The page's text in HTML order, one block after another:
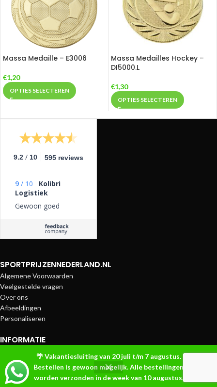
🌴 Vakantiesluiting van 20 juli t/m 7 augustus.
Bestellen is gewoon mogelijk. Alle bestellingen
worden verzonden in de week van 10 augustus.
Massa Medaille – E3006
€1,20
OPTIES SELECTEREN
Massa Medailles Hockey –
DI5000.L
€1,30
OPTIES SELECTEREN
9.2 / 10 595 reviews
9 / 10
Kolibri
Logistiek
Gewoon goed
SPORTPRIJZENNEDERLAND.NL
Algemene Voorwaarden
Veelgestelde vragen
Over ons
Afbeeldingen
Personaliseren
INFORMATIE
Bezorging en Verzendkosten
Contact
© 2026
. Alle rechten voorbehouden